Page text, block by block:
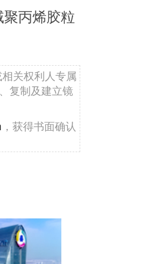
丙烯胶粒
关权利人专属
复制及建立镜
，获得书面确认